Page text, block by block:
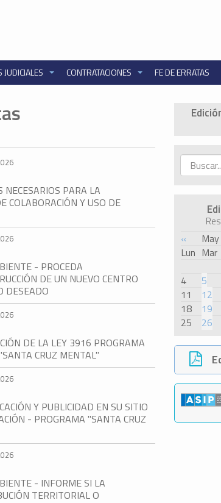
CONTRATACIONES FE DE ERRATAS
«
Lun Mar
4
5
11
12
18
19
25
26
PARA LA
COLABORACIÓN Y USO DE
- PROCEDA
DE UN NUEVO CENTRO
DESEADO
DE LA LEY 3916 PROGRAMA
CRUZ MENTAL"
Y PUBLICIDAD EN SU SITIO
- PROGRAMA "SANTA CRUZ
- INFORME SI LA
TERRITORIAL O